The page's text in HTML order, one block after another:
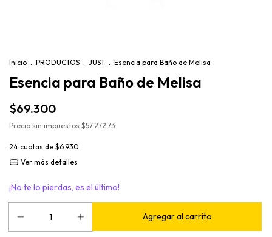
Inicio . PRODUCTOS . JUST . Esencia para Baño de Melisa
Esencia para Baño de Melisa
$69.300
Precio sin impuestos $57.272,73
24 cuotas de $6.930
Ver más detalles
¡No te lo pierdas, es el último!